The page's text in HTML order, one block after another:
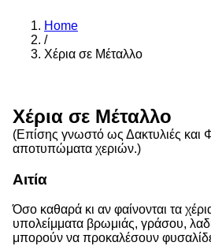
Home
/
Χέρια σε Μέταλλο
Χέρια σε Μέταλλο
(Επίσης γνωστό ως Δακτυλιές και
αποτυπώματα χεριών.)
Αιτία
Όσο καθαρά κι αν φαίνονται τα
υπολείμματα βρωμιάς, γράσου,
μπορούν να προκαλέσουν